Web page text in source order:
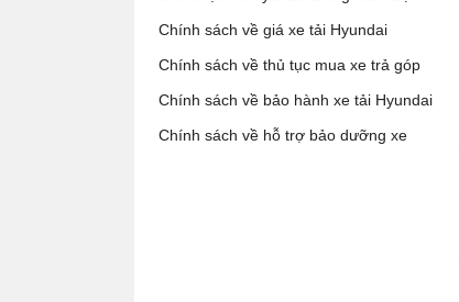
Chính sách về giá xe tải Hyundai
Chính sách về thủ tục mua xe trả góp
Chính sách về bảo hành xe tải Hyundai
Chính sách về hỗ trợ bảo dưỡng xe